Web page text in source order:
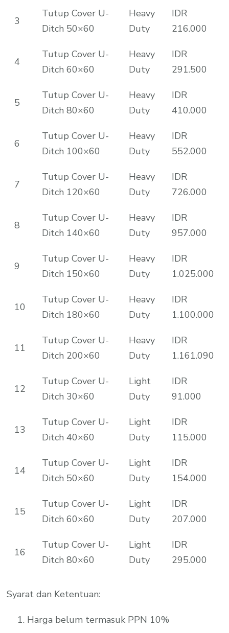
3
Tutup Cover U-
Ditch 50×60
Heavy
Duty
IDR
216.000
4
Tutup Cover U-
Ditch 60×60
Heavy
Duty
IDR
291.500
5
Tutup Cover U-
Ditch 80×60
Heavy
Duty
IDR
410.000
6
Tutup Cover U-
Ditch 100×60
Heavy
Duty
IDR
552.000
7
Tutup Cover U-
Ditch 120×60
Heavy
Duty
IDR
726.000
8
Tutup Cover U-
Ditch 140×60
Heavy
Duty
IDR
957.000
9
Tutup Cover U-
Ditch 150×60
Heavy
Duty
IDR
1.025.000
10
Tutup Cover U-
Ditch 180×60
Heavy
Duty
IDR
1.100.000
11
Tutup Cover U-
Ditch 200×60
Heavy
Duty
IDR
1.161.090
12
Tutup Cover U-
Ditch 30×60
Light
Duty
IDR
91.000
13
Tutup Cover U-
Ditch 40×60
Light
Duty
IDR
115.000
14
Tutup Cover U-
Ditch 50×60
Light
Duty
IDR
154.000
15
Tutup Cover U-
Ditch 60×60
Light
Duty
IDR
207.000
16
Tutup Cover U-
Ditch 80×60
Light
Duty
IDR
295.000
Syarat dan Ketentuan:
Harga belum termasuk PPN 10%